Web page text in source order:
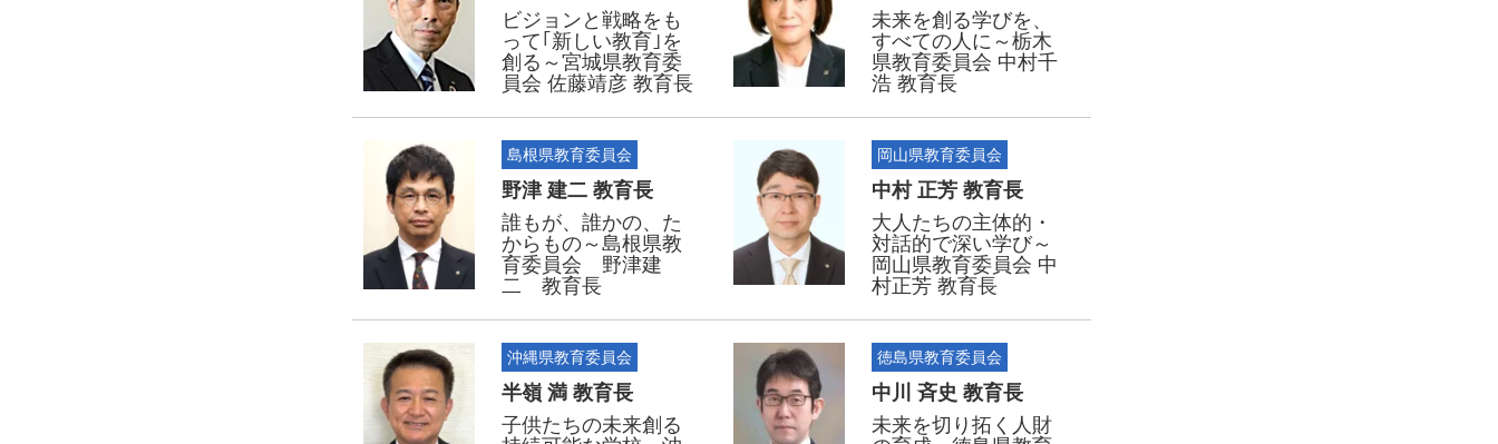
ビジョンと戦略をも
って｢新しい教育｣を
創る～宮城県教育委
員会 佐藤靖彦 教育長
未来を創る学びを、
すべての人に～栃木
県教育委員会 中村千
浩 教育長
島根県教育委員会
野津 建二 教育長
誰もが、誰かの、た
からもの～島根県教
育委員会 野津建
二 教育長
岡山県教育委員会
中村 正芳 教育長
大人たちの主体的・
対話的で深い学び～
岡山県教育委員会 中
村正芳 教育長
沖縄県教育委員会
半嶺 満 教育長
子供たちの未来創る
徳島県教育委員会
中川 斉史 教育長
未来を切り拓く人財